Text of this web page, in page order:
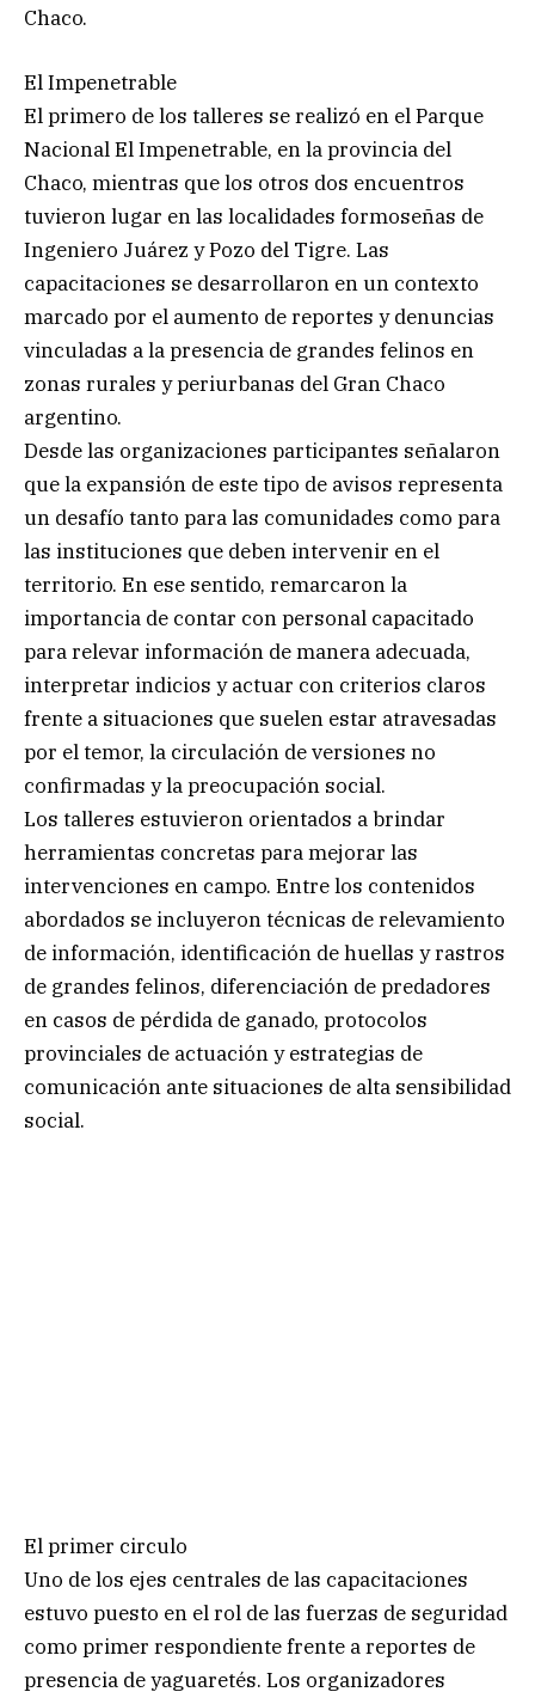
Chaco.
El Impenetrable
El primero de los talleres se realizó en el Parque
Nacional El Impenetrable, en la provincia del
Chaco, mientras que los otros dos encuentros
tuvieron lugar en las localidades formoseñas de
Ingeniero Juárez y Pozo del Tigre. Las
capacitaciones se desarrollaron en un contexto
marcado por el aumento de reportes y denuncias
vinculadas a la presencia de grandes felinos en
zonas rurales y periurbanas del Gran Chaco
argentino.
Desde las organizaciones participantes señalaron
que la expansión de este tipo de avisos representa
un desafío tanto para las comunidades como para
las instituciones que deben intervenir en el
territorio. En ese sentido, remarcaron la
importancia de contar con personal capacitado
para relevar información de manera adecuada,
interpretar indicios y actuar con criterios claros
frente a situaciones que suelen estar atravesadas
por el temor, la circulación de versiones no
confirmadas y la preocupación social.
Los talleres estuvieron orientados a brindar
herramientas concretas para mejorar las
intervenciones en campo. Entre los contenidos
abordados se incluyeron técnicas de relevamiento
de información, identificación de huellas y rastros
de grandes felinos, diferenciación de predadores
en casos de pérdida de ganado, protocolos
provinciales de actuación y estrategias de
comunicación ante situaciones de alta sensibilidad
social.
El primer circulo
Uno de los ejes centrales de las capacitaciones
estuvo puesto en el rol de las fuerzas de seguridad
como primer respondiente frente a reportes de
presencia de yaguaretés. Los organizadores